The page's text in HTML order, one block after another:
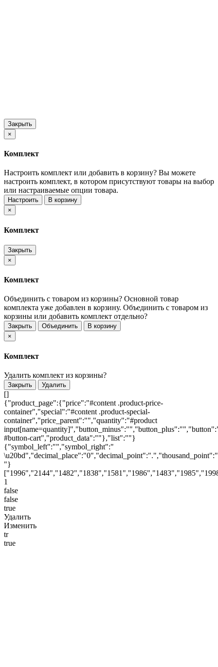
Закрыть
×
Комплект
Настроить комплект или добавить в корзину? Вы можете
настроить комплект, в котором присутствуют товары на выбор
или настраиваемые опции товара.
Настроить
В корзину
×
Комплект
Закрыть
×
Комплект
Объединить с товаром из корзины? Основной товар
комплекта уже добавлен в корзину. Объединить с товаром из
корзины или добавить комплект отдельно?
Закрыть Объединить
В корзину
×
Комплект
Удалить комплект из корзины?
Закрыть Удалить
[]
{"product_page":{"price":"#content .product-price-
container","special":"#content .product-special-
container","price_parent":"","quantity":"#product
#button-cart","product_data":""},"list":""}
{"symbol_left":"","symbol_right":"
\u20bd","decimal_place":"0","decimal_point":".","thousand_point":"
"}
1
false
false
true
Удалить
Изменить
tr
true